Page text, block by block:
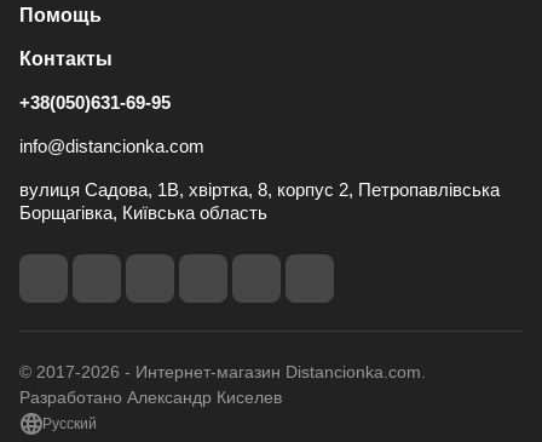
Помощь
Контакты
+38(050)631-69-95
info@distancionka.com
вулиця Садова, 1В, хвіртка, 8, корпус 2, Петропавлівська
Борщагівка, Київська область
© 2017-2026 - Интернет-магазин Distancionka.com.
Разработано Александр Киселев
Русский